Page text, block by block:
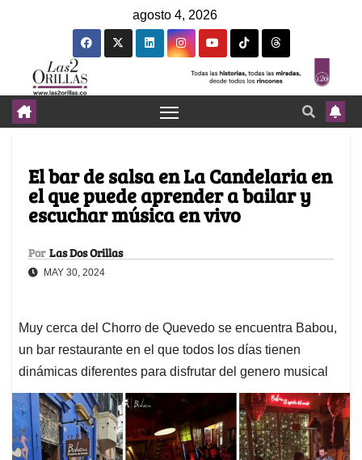
agosto 4, 2026
El bar de salsa en La Candelaria en
el que puede aprender a bailar y
escuchar música en vivo
Por Las Dos Orillas
MAY 30, 2024
Muy cerca del Chorro de Quevedo se encuentra Babou,
un bar restaurante en el que todos los días tienen
dinámicas diferentes para disfrutar del genero musical